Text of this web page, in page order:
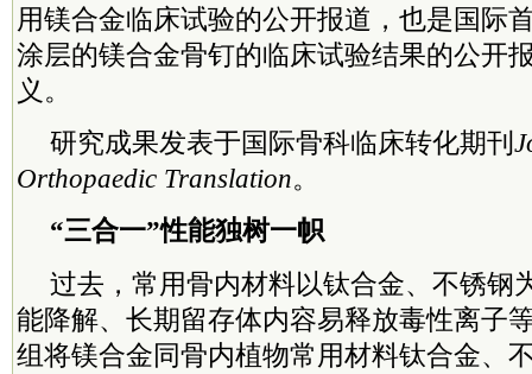
用镁合金临床试验的公开报道，也是国际
涂层的镁合金骨钉的临床试验结果的公开
义。
研究成果发表于国际骨科临床转化期刊
Orthopaedic Translation。
“三合一”性能独树一帜
过去，常用骨内材料以钛合金、不锈钢
能降解、长期留存体内容易释放毒性离子
组将镁合金同骨内植物常用材料钛合金、